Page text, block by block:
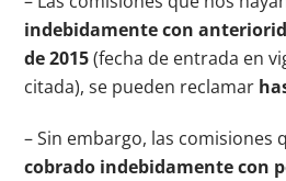
indebidamente con
de 2015(fecha de entrada en
citada), se pueden reclamar
– Sin embargo, las comisiones
cobrado indebidamente con